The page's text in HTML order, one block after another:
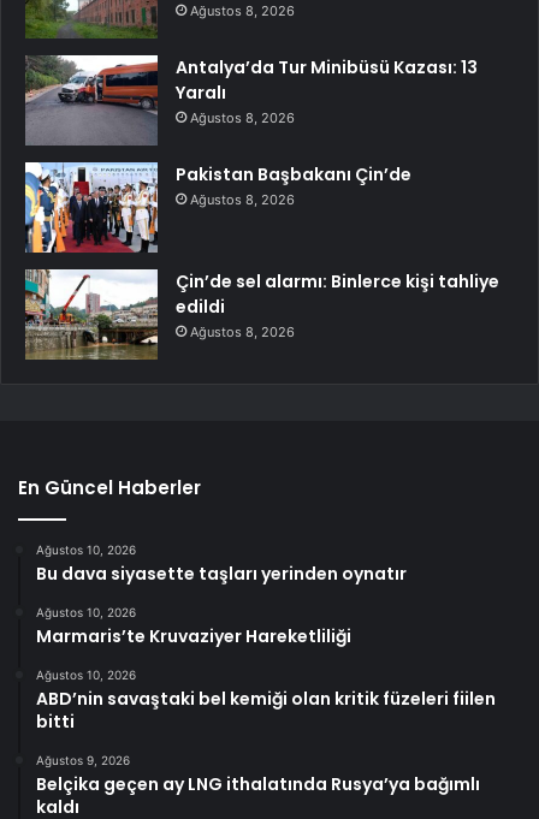
Ağustos 8, 2026
Antalya’da Tur Minibüsü Kazası: 13
Yaralı
Ağustos 8, 2026
Pakistan Başbakanı Çin’de
Ağustos 8, 2026
Çin’de sel alarmı: Binlerce kişi tahliye
edildi
Ağustos 8, 2026
En Güncel Haberler
Ağustos 10, 2026
Bu dava siyasette taşları yerinden oynatır
Ağustos 10, 2026
Marmaris’te Kruvaziyer Hareketliliği
Ağustos 10, 2026
ABD’nin savaştaki bel kemiği olan kritik füzeleri fiilen
bitti
Ağustos 9, 2026
Belçika geçen ay LNG ithalatında Rusya’ya bağımlı
kaldı